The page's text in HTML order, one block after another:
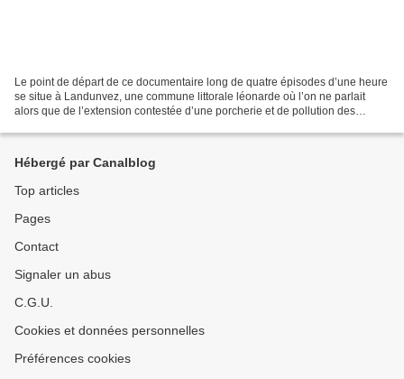
Le point de départ de ce documentaire long de quatre épisodes d’une heure
se situe à Landunvez, une commune littorale léonarde où l’on ne parlait
alors que de l’extension contestée d’une porcherie et de pollution des
Hébergé par Canalblog
Top articles
Pages
Contact
Signaler un abus
C.G.U.
Cookies et données personnelles
Préférences cookies